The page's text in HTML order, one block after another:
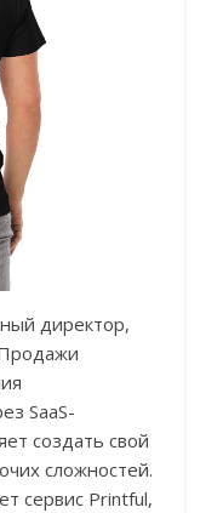
директор,
SaaS-
создать свой
сложностей.
сервис Printful,